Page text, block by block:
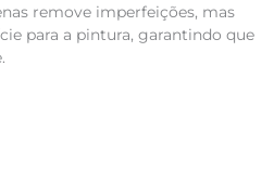
remove imperfeições, mas
para a pintura, garantindo que